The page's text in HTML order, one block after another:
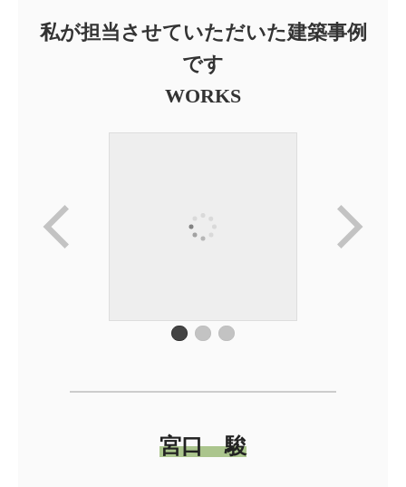
私が担当させていただいた建築事例
です
WORKS
宮口 駿